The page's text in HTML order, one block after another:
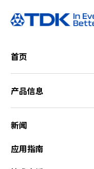
首页
产品信息
新闻
应用指南